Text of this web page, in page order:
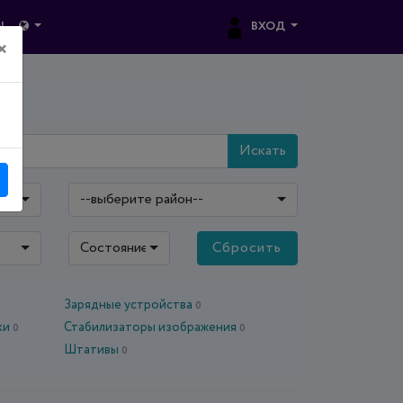
ВХОД
Искать
--выберите район--
Состояние: все Сбросить
Зарядные устройства 0
0 Стабилизаторы изображения 0
Штативы 0